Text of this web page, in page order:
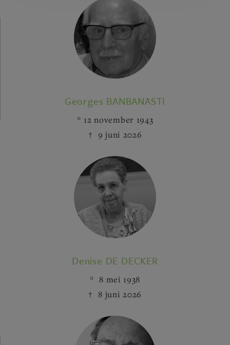
Georges BANBANASTI
12 november 1943
9 juni 2026
Denise DE DECKER
8 mei 1938
8 juni 2026